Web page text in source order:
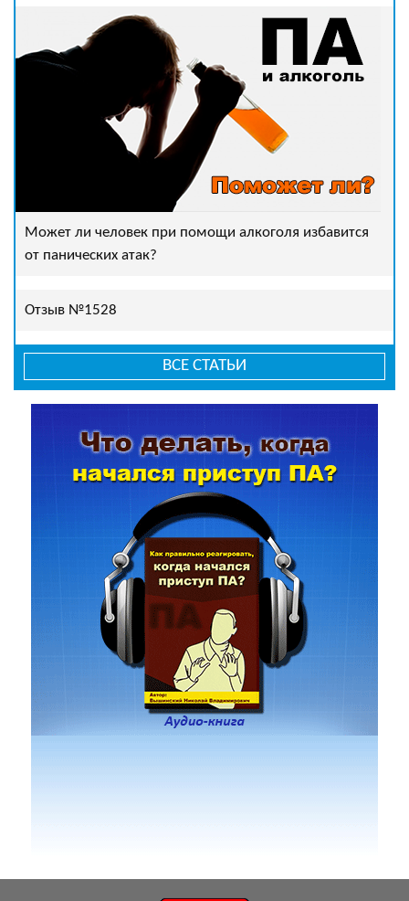
Может ли человек при помощи алкоголя избавится
от панических атак?
Отзыв №1528
ВСЕ СТАТЬИ